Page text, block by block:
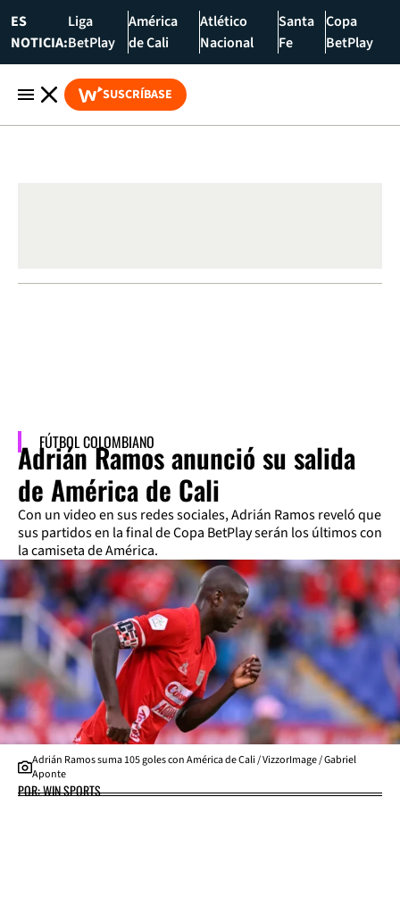
ES
NOTICIA:
Liga
BetPlay
América
de Cali
Atlético
Nacional
Santa
Fe
Copa
BetPlay
SUSCRÍBASE
FÚTBOL COLOMBIANO
Adrián Ramos anunció su salida
de América de Cali
Con un video en sus redes sociales, Adrián Ramos reveló que
sus partidos en la final de Copa BetPlay serán los últimos con
la camiseta de América.
Adrián Ramos suma 105 goles con América de Cali / VizzorImage / Gabriel
Aponte
POR: WIN SPORTS